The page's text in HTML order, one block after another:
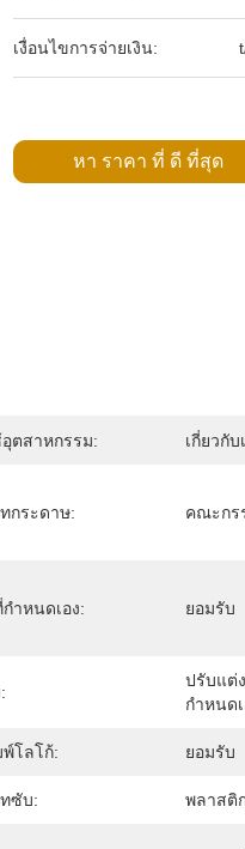
เงื่อนไขการจ่ายเงิน:
หา ราคา ที่ ดี ที่สุด
ตสาหกรรม: เกี่ยวกับ
กระดาษ: คณะกร
ำหนดเอง: ยอมรับ
ปรับแต่
กำหนด
โลโก้: ยอมรับ
ซับ: พลาสติ